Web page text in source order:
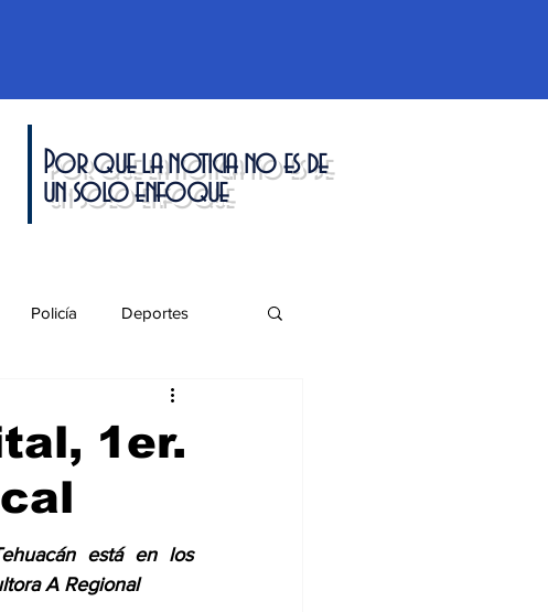
Por que la noticia no es de
un solo enfoque
Policía Deportes
1er.
está en los
A Regional